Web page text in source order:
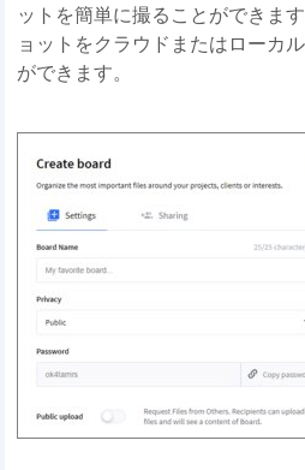
ットを簡単に撮ることができま
ョットをクラウドまたはローカ
ができます。